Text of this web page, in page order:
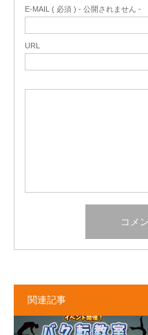
E-MAIL ( 必須 ) - 公開されません -
URL
関連記事